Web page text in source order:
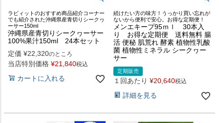
ラビィットのおすすめ商品紹介コーナー
でも紹介された沖縄県産青切りシークヮ
ーサー150ml
沖縄県産青切りシークヮーサー
100%果汁150ml 24本セット
定価 ¥22,320のところ
当店特別価格 ¥21,840税込
カートに入れる
続けたい方の味方！うっかり買い忘れが
ないから便利で安心。お得な定期便！
メンエキープ95ｍｌ 30本入
り お得な定期便 送料無料 腸
活 便秘 肌荒れ 酵素 植物性乳酸
菌 植物性ミネラル シークヮー
サー
定期販売
１回あたり ¥20,640税込
詳細を見る